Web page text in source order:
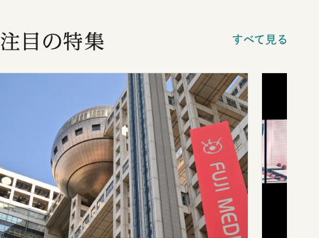
注目の特集 すべて見る